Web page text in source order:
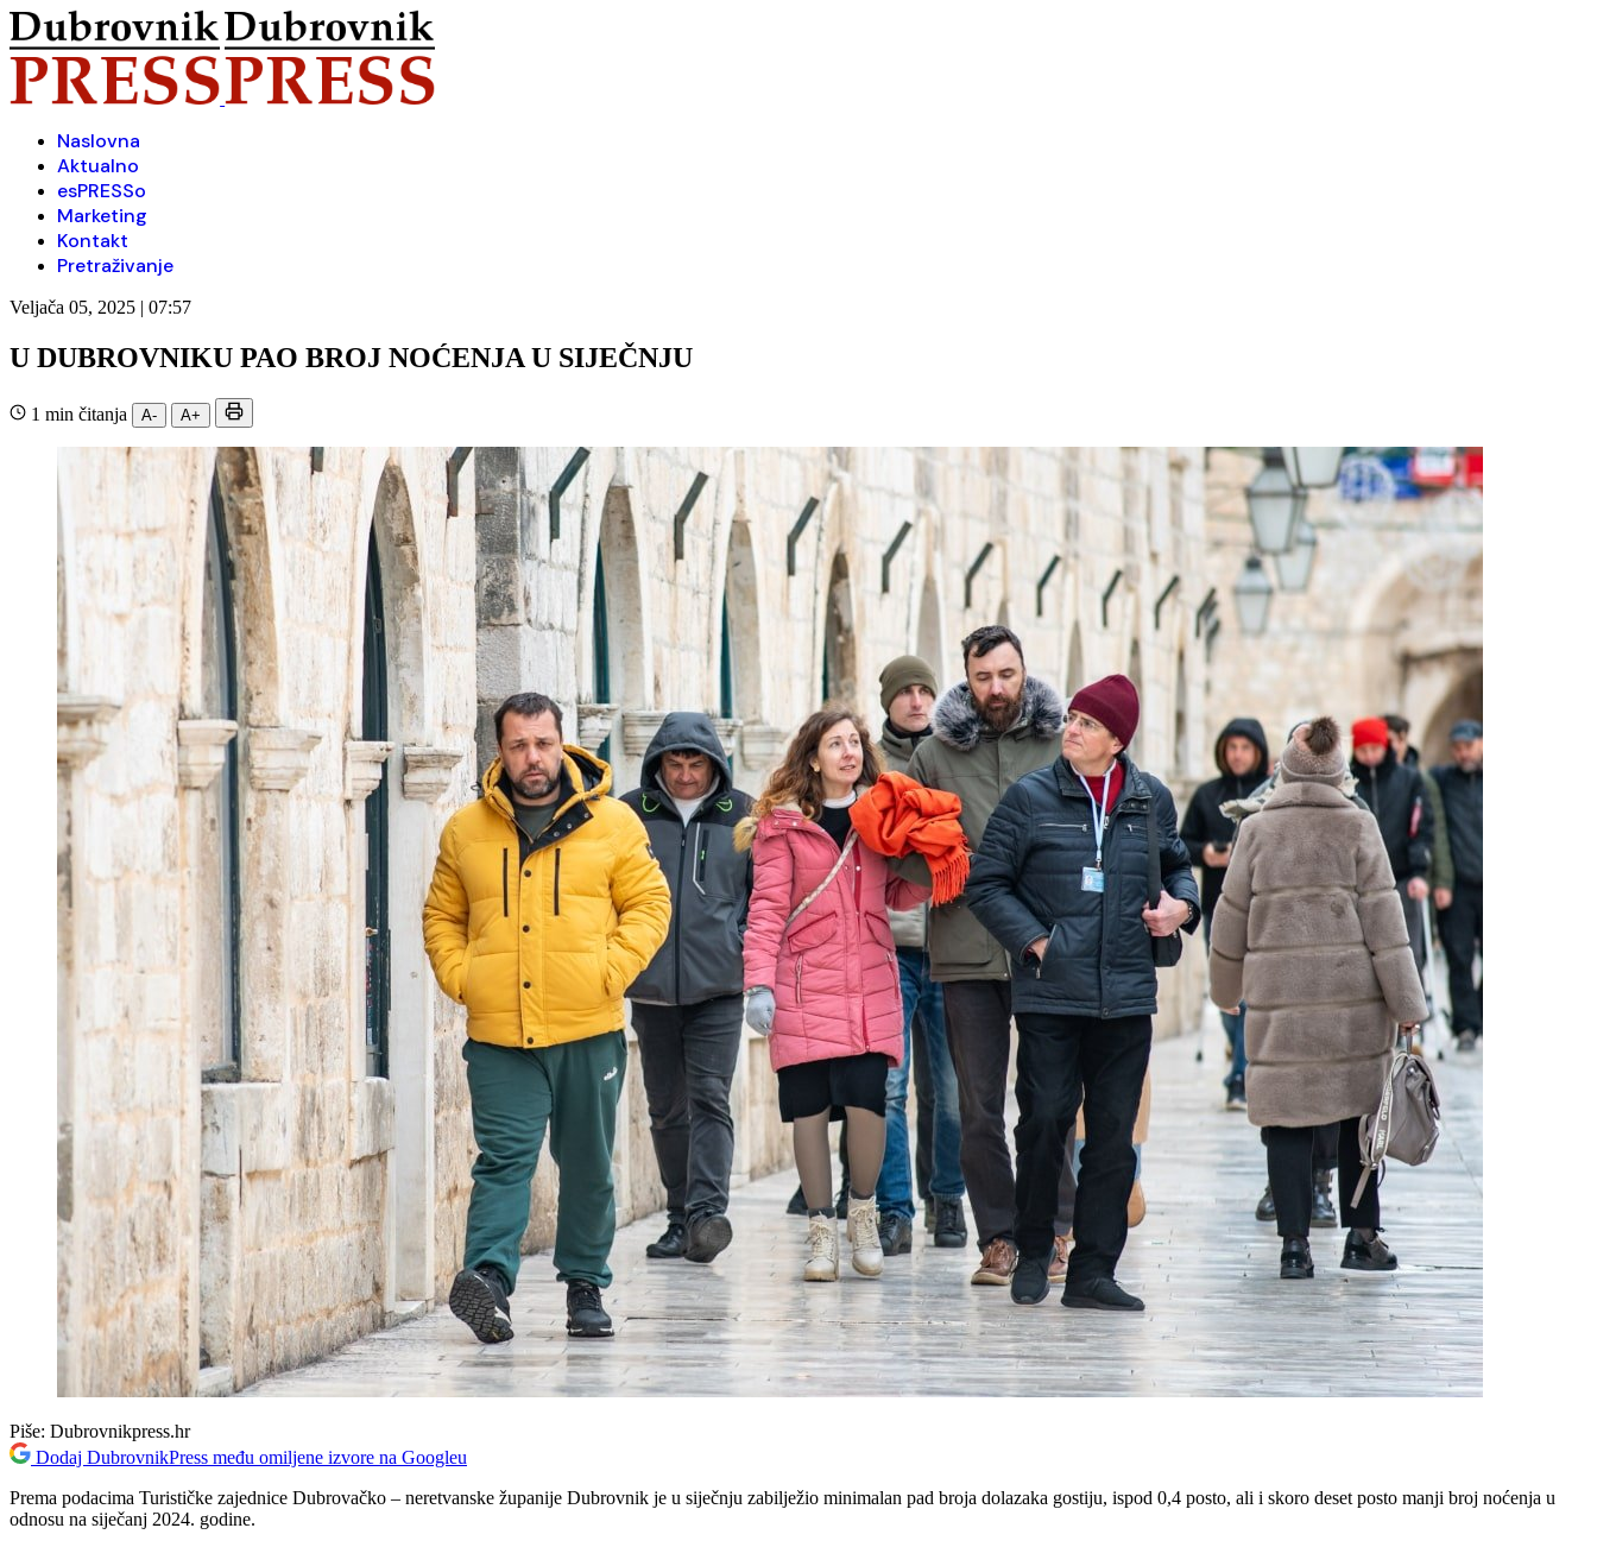
Naslovna
Aktualno
esPRESSo
Marketing
Kontakt
Pretraživanje
Veljača 05, 2025 | 07:57
U DUBROVNIKU PAO BROJ NOĆENJA U SIJEČNJU
1 min čitanja A- A+
Piše: Dubrovnikpress.hr
Dodaj DubrovnikPress među omiljene izvore na Googleu
Prema podacima Turističke zajednice Dubrovačko – neretvanske županije Dubrovnik je u siječnju zabilježio minimalan pad broja dolazaka gostiju, ispod 0,4 posto, ali i skoro deset posto manji broj noćenja u
odnosu na siječanj 2024. godine.